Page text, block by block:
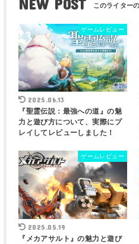
NEW POST
ゲームレビュー
2025.06.13
『聖霊伝説：最強への道』の魅
力と遊び方について、実際にプ
レイしてレビューしました！
ゲームレビュー
2025.05.19
『メカアサルト』の魅力と遊び